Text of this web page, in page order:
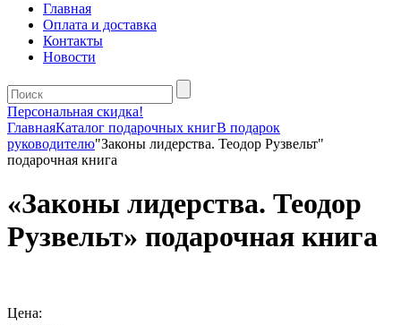
Главная
Оплата и доставка
Контакты
Новости
Персональная скидка!
ГлавнаяКаталог подарочных книгВ подарок
руководителю"Законы лидерства. Теодор Рузвельт"
подарочная книга
«Законы лидерства. Теодор
Рузвельт» подарочная книга
Цена: